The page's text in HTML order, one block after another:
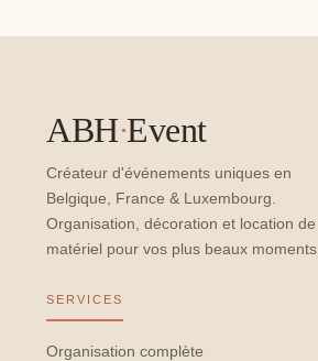
ABH·Event
Créateur d'événements uniques en
Belgique, France & Luxembourg.
Organisation, décoration et location de
matériel pour vos plus beaux moments.
SERVICES
Organisation complète